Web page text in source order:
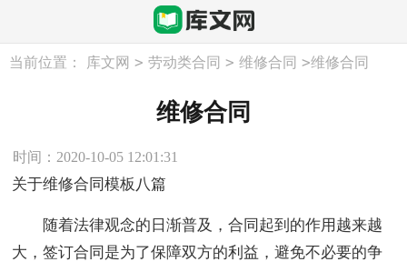
当前位置： 库文网 > 劳动类合同 > 维修合同 >维修合同
维修合同
时间：2020-10-05 12:01:31
关于维修合同模板八篇
随着法律观念的日渐普及，合同起到的作用越来越
大，签订合同是为了保障双方的利益，避免不必要的争